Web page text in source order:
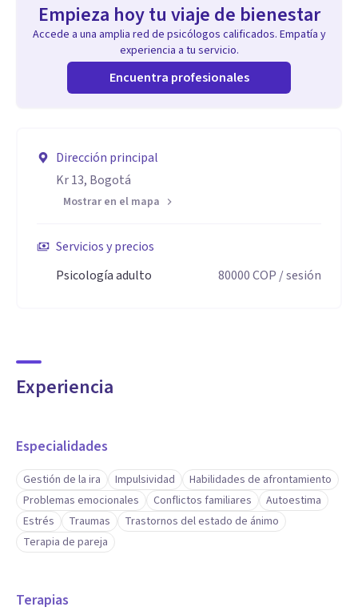
Empieza hoy tu viaje de bienestar
Accede a una amplia red de psicólogos calificados. Empatía y
experiencia a tu servicio.
Encuentra profesionales
Dirección principal
Kr 13, Bogotá
Mostrar en el mapa
Servicios y precios
Psicología adulto
80000COP / sesión
Experiencia
Especialidades
Gestión de la ira Impulsividad
Habilidades de afrontamiento
Problemas emocionales
Conflictos familiares
Autoestima
Estrés
Traumas
Trastornos del estado de ánimo
Terapia de pareja
Terapias